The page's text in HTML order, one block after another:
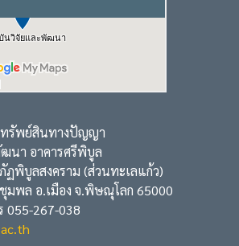
พย์สินทางปัญญา
อาคารศรีพิบูล
บูลสงคราม (ส่วนทะเลแก้ว)
ล อ.เมือง จ.พิษณุโลก 65000
267-038